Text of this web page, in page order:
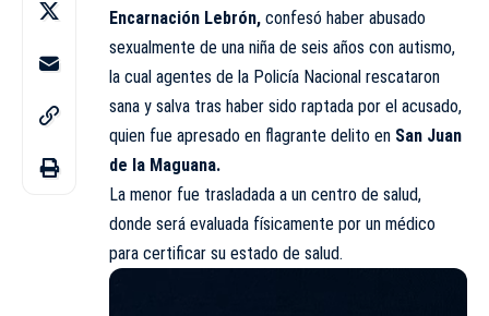
Encarnación Lebrón, confesó haber abusado
sexualmente de una niña de seis años con autismo,
la cual agentes de la Policía Nacional rescataron
sana y salva tras haber sido raptada por el acusado,
quien fue apresado en flagrante delito en San Juan
de la Maguana.
La menor fue trasladada a un centro de salud,
donde será evaluada físicamente por un médico
para certificar su estado de salud.